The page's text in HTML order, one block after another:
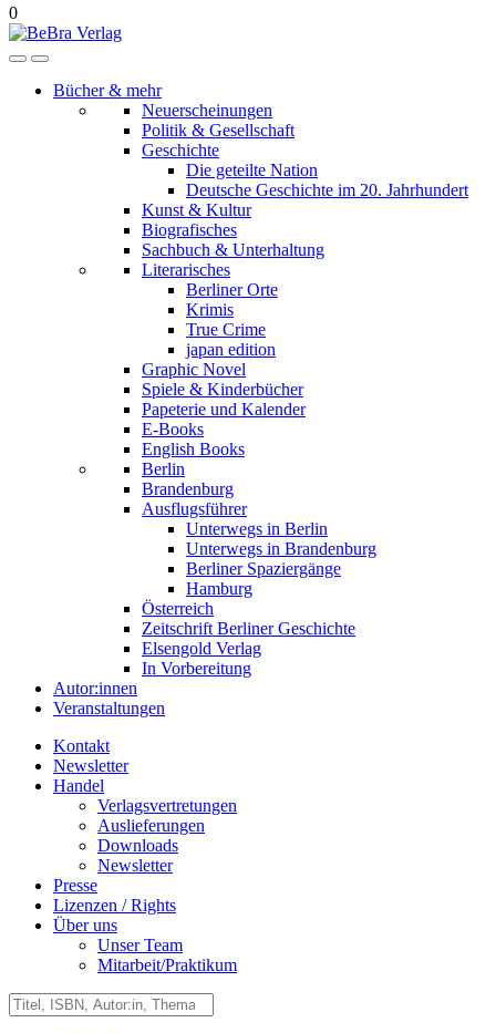
0
Bücher & mehr
Neuerscheinungen
Politik & Gesellschaft
Geschichte
Die geteilte Nation
Deutsche Geschichte im 20. Jahrhundert
Kunst & Kultur
Biografisches
Sachbuch & Unterhaltung
Literarisches
Berliner Orte
Krimis
True Crime
japan edition
Graphic Novel
Spiele & Kinderbücher
Papeterie und Kalender
E-Books
English Books
Berlin
Brandenburg
Ausflugsführer
Unterwegs in Berlin
Unterwegs in Brandenburg
Berliner Spaziergänge
Hamburg
Österreich
Zeitschrift Berliner Geschichte
Elsengold Verlag
In Vorbereitung
Autor:innen
Veranstaltungen
Kontakt
Newsletter
Handel
Verlagsvertretungen
Auslieferungen
Downloads
Newsletter
Presse
Lizenzen / Rights
Über uns
Unser Team
Mitarbeit/Praktikum